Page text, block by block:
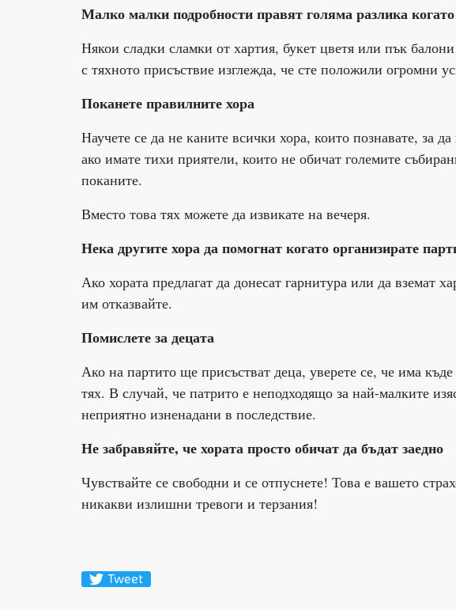
Малко малки подробности правят голяма разлика
Някои сладки сламки от хартия, букет цветя или пък
с тяхното присъствие изглежда, че сте положили огромни
Поканете правилните хора
Научете се да не каните всички хора, които познавате, за
ако имате тихи приятели, които не обичат големите
поканите.
Вместо това тях можете да извикате на вечеря.
Нека другите хора да помогнат когато организирате
Ако хората предлагат да донесат гарнитура или да вземат
им отказвайте.
Помислете за децата
Ако на партито ще присъстват деца, уверете се, че има
тях. В случай, че патрито е неподходящо за най-малките
неприятно изненадани в последствие.
Не забравяйте, че хората просто обичат да бъдат заедно
Чувствайте се свободни и се отпуснете! Това е вашето
никакви излишни тревоги и терзания!
Tweet